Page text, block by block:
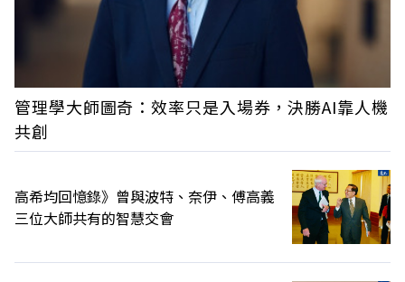
管理學大師圖奇：效率只是入場券，決勝AI靠人機
共創
高希均回憶錄》曾與波特、奈伊、傅高義
三位大師共有的智慧交會